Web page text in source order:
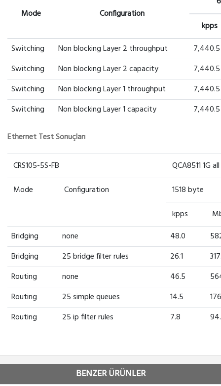
Mode Configuration
kpps
Switching
Non blocking Layer 2 throughput
7,440.5
Switching
Non blocking Layer 2 capacity
7,440.5
Switching
Non blocking Layer 1 throughput
7,440.5
Switching
Non blocking Layer 1 capacity 7,440.5
Ethernet Test Sonuçları
CRS105-5S-FB
QCA8511 1G
Mode
Configuration
1518 byte
kpps
Bridging
none 48.0
Bridging
25 bridge filter rules 26.1
Routing
none 46.5
Routing
25 simple queues 14.5
Routing
25 ip filter rules 7.8
BENZER ÜRÜNLER